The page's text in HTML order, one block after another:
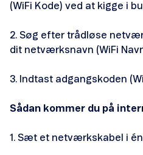
(WiFi Kode) ved at kigge i
2. Søg efter trådløse
dit netværksnavn (WiFi
3. Indtast adgangskoden
Sådan kommer du på
1. Sæt et netværkskabel i